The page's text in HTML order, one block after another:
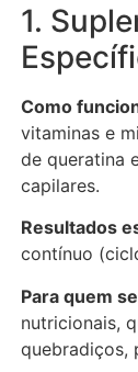
1.
Como
vitaminas e
de queratina
capilares.
Resultados
contínuo
Para quem
nutricionais,
quebradiços,